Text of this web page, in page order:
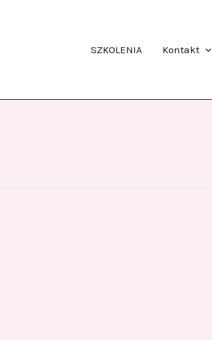
SZKOLENIA Kontakt